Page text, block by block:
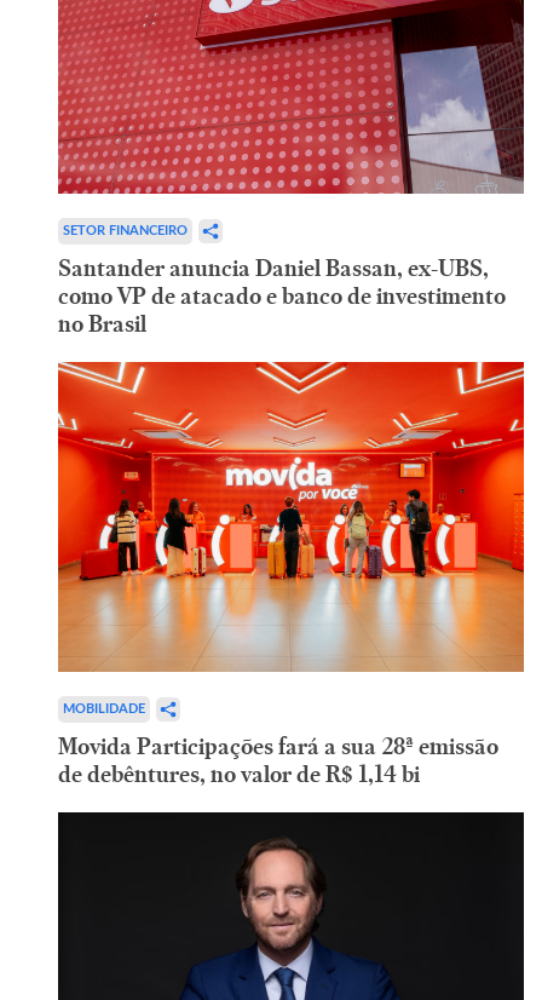
SETOR FINANCEIRO
Santander anuncia Daniel Bassan, ex-UBS,
como VP de atacado e banco de investimento
no Brasil
MOBILIDADE
Movida Participações fará a sua 28ª emissão
de debêntures, no valor de R$ 1,14 bi